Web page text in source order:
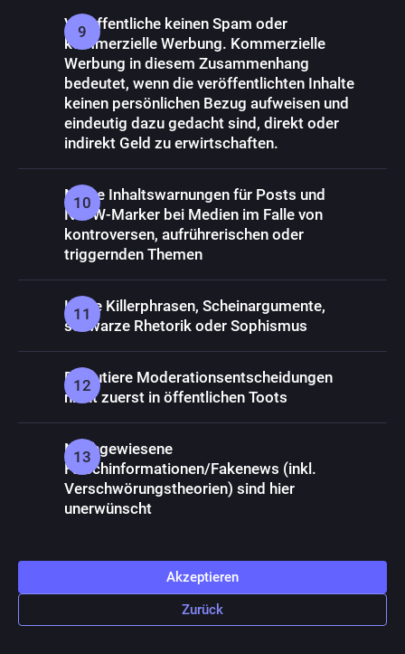
Veröffentliche keinen Spam oder
kommerzielle Werbung. Kommerzielle
Werbung in diesem Zusammenhang
bedeutet, wenn die veröffentlichten Inhalte
keinen persönlichen Bezug aufweisen und
eindeutig dazu gedacht sind, direkt oder
indirekt Geld zu erwirtschaften.
Nutze Inhaltswarnungen für Posts und
NSFW-Marker bei Medien im Falle von
kontroversen, aufrührerischen oder
triggernden Themen
Keine Killerphrasen, Scheinargumente,
schwarze Rhetorik oder Sophismus
Diskutiere Moderationsentscheidungen
nicht zuerst in öffentlichen Toots
Nachgewiesene
Falschinformationen/Fakenews (inkl.
Verschwörungstheorien) sind hier
unerwünscht
Akzeptieren
Zurück